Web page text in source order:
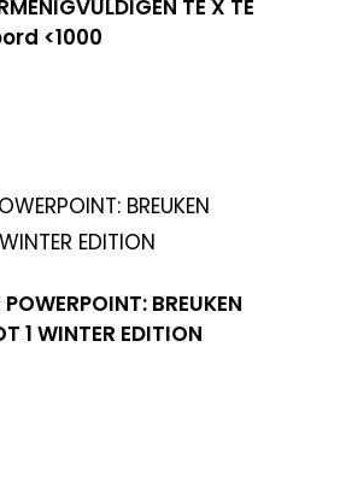
TE X TE
<1000
BREUKEN
1 WINTER EDITION